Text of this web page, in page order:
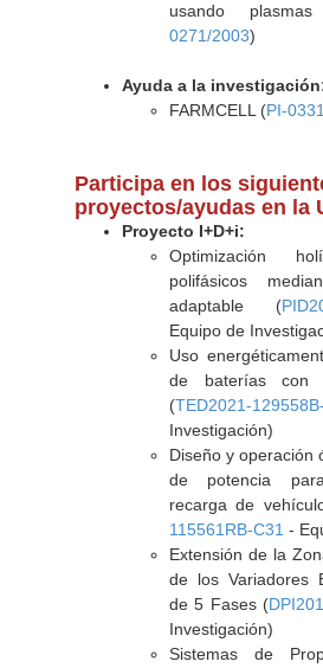
usando
0271/2003)
Ayuda a la
FARMCELL (PI-
Participa en los
proyectos/ayudas en la
Proyecto I+D+i:
Optimización
polifásicos
adaptable (
Equipo de
Uso
de baterías con
(TED2021-
Investigación)
Diseño y operación
de potencia
recarga de
115561RB-C31 -
Extensión de la
de los Variadores
de 5 Fases (
Investigación)
Sistemas de